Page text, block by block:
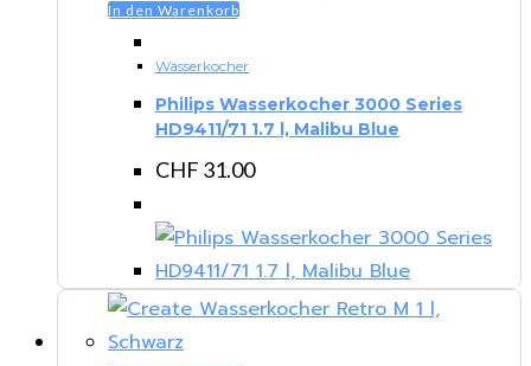
In den Warenkorb
Wasserkocher
Philips Wasserkocher 3000 Series
HD9411/71 1.7 l, Malibu Blue
CHF 31.00